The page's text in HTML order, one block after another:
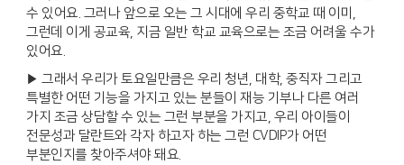
수 있어요. 그러나 앞으로 오는 그 시대에 우리 중학교 때 이미,
그런데 이게 공교육, 지금 일반 학교 교육으로는 조금 어려울 수가
있어요.
▶ 그래서 우리가 토요일만큼은 우리 청년, 대학, 중직자 그리고
특별한 어떤 기능을 가지고 있는 분들이 재능 기부나 다른 여러
가지 조금 상담할 수 있는 그런 부분을 가지고, 우리 아이들이
전문성과 달란트와 각자 하고자 하는 그런 CVDIP가 어떤
부분인지를 찾아주셔야 돼요.